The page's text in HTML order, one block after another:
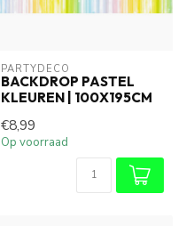
PARTYDECO
BACKDROP PASTEL
KLEUREN | 100X195CM
€8,99
Op voorraad